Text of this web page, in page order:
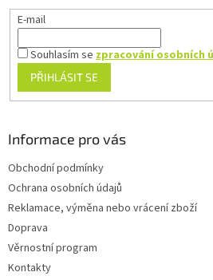
E-mail
Souhlasím sezpracování osobních
PŘIHLÁSIT SE
Informace pro vás
Obchodní podmínky
Ochrana osobních údajů
Reklamace, výměna nebo vrácení zboží
Doprava
Věrnostní program
Kontakty